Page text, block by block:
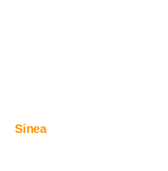
Sinea